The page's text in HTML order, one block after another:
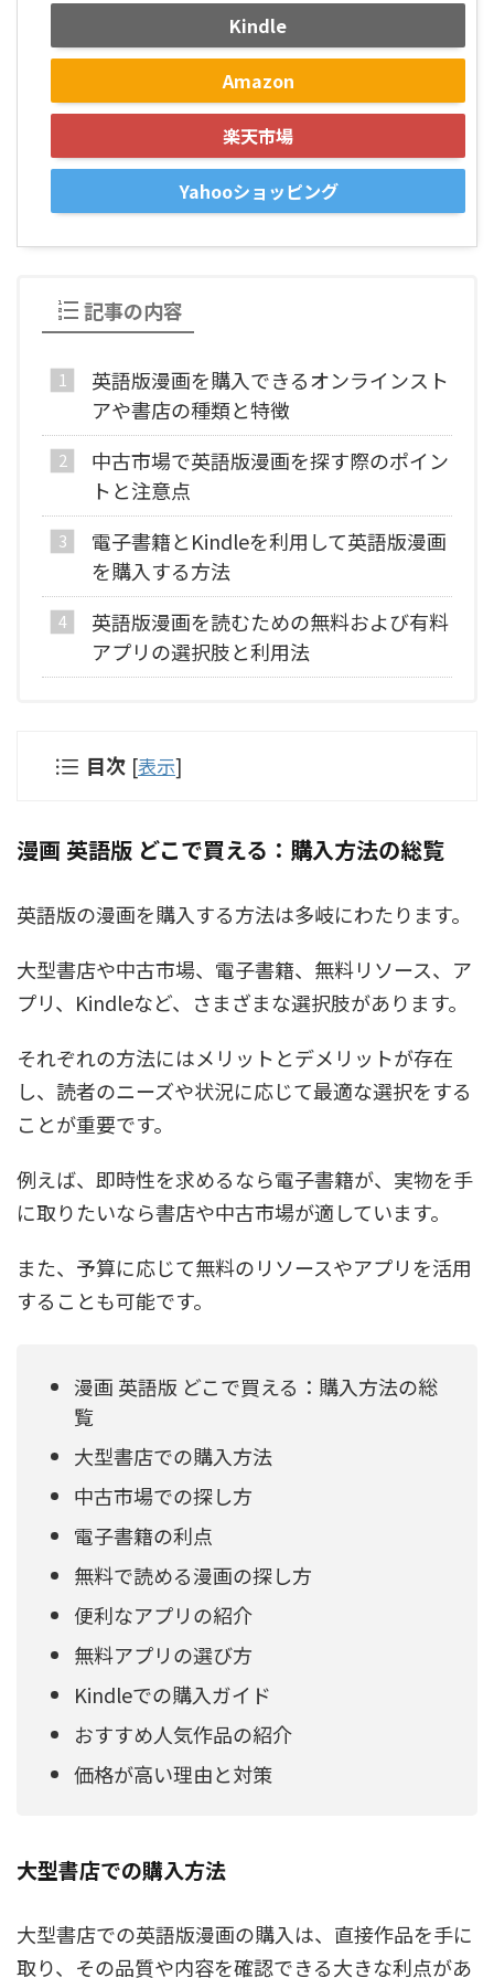
Kindle
Amazon
楽天市場
Yahooショッピング
記事の内容
英語版漫画を購入できるオンラインスト
アや書店の種類と特徴
中古市場で英語版漫画を探す際のポイン
トと注意点
電子書籍とKindleを利用して英語版漫画
を購入する方法
英語版漫画を読むための無料および有料
アプリの選択肢と利用法
目次 [表示]
漫画 英語版 どこで買える：購入方法の総覧
英語版の漫画を購入する方法は多岐にわたります。
大型書店や中古市場、電子書籍、無料リソース、ア
プリ、Kindleなど、さまざまな選択肢があります。
それぞれの方法にはメリットとデメリットが存在
し、読者のニーズや状況に応じて最適な選択をする
ことが重要です。
例えば、即時性を求めるなら電子書籍が、実物を手
に取りたいなら書店や中古市場が適しています。
また、予算に応じて無料のリソースやアプリを活用
することも可能です。
漫画 英語版 どこで買える：購入方法の総
覧
大型書店での購入方法
中古市場での探し方
電子書籍の利点
無料で読める漫画の探し方
便利なアプリの紹介
無料アプリの選び方
Kindleでの購入ガイド
おすすめ人気作品の紹介
価格が高い理由と対策
大型書店での購入方法
大型書店での英語版漫画の購入は、直接作品を手に
取り、その品質や内容を確認できる大きな利点があ